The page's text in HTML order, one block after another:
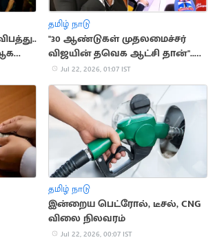
தமிழ் நாடு
"30 ஆண்டுகள் முதலமைச்சர்
விஜயின் தவெக ஆட்சி தான்"..
இயக்குநர் ஆர்.வி. உதயகுமார்
Jul 22, 2026, 01:07 IST
தமிழ் நாடு
இன்றைய பெட்ரோல், டீசல், CNG
விலை நிலவரம்
Jul 22, 2026, 00:07 IST